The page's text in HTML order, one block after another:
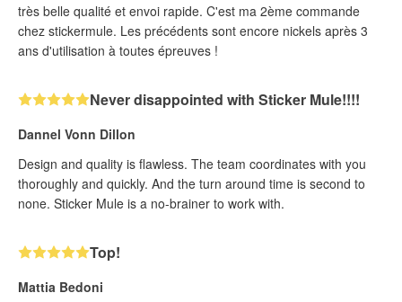
très belle qualité et envoi rapide. C'est ma 2ème commande
chez stickermule. Les précédents sont encore nickels après 3
ans d'utilisation à toutes épreuves !
Never disappointed with Sticker Mule!!!!
Dannel Vonn Dillon
Design and quality is flawless. The team coordinates with you
thoroughly and quickly. And the turn around time is second to
none. Sticker Mule is a no-brainer to work with.
Top!
Mattia Bedoni